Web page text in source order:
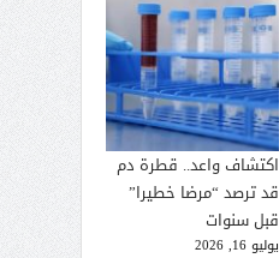
اكتشاف واعد.. قطرة دم
قد ترصد “مرضا خطيرا”
قبل سنوات
يوليو 16, 2026